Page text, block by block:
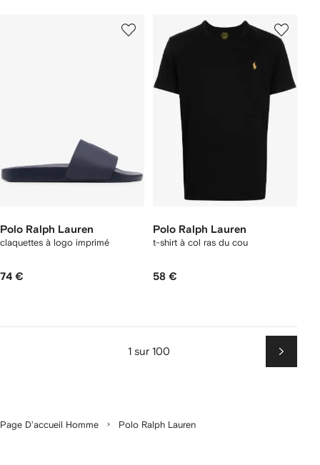
Polo Ralph Lauren
claquettes à logo imprimé
74 €
Polo Ralph Lauren
t-shirt à col ras du cou
58 €
1 sur 100
Suiv
Page D'accueil Homme Polo Ralph Lauren